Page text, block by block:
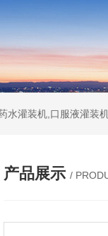
水灌装机,口服液灌装
产品展示 /